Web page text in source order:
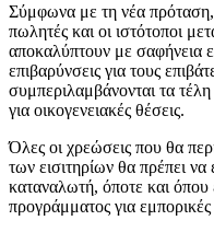
Σύμφωνα με τη νέα πρόταση,
πωλητές και οι ιστότοποι
αποκαλύπτουν με σαφήνεια
επιβαρύνσεις για τους
συμπεριλαμβάνονται τα
για οικογενειακές θέσεις.
Όλες οι χρεώσεις που θα
των εισιτηρίων θα πρέπει
καταναλωτή, όποτε και όπου
προγράμματος για